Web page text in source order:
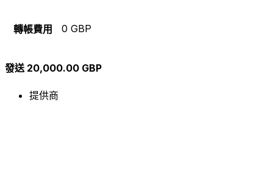
轉帳費用 0 GBP
發送 20,000.00 GBP
提供商